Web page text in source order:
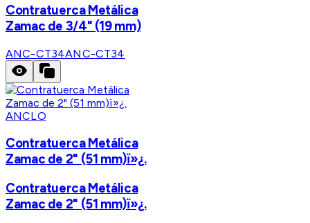
Contratuerca Metálica
Zamac de 3/4" (19 mm)
ANC-CT34ANC-CT34
ANCLO
Contratuerca Metálica
Zamac de 2" (51 mm)ï»¿.
Contratuerca Metálica
Zamac de 2" (51 mm)ï»¿.